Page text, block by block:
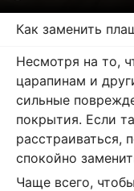
Как заменить
Несмотря на то,
царапинам и
сильные
покрытия. Если
спокойно
Чаще всего,